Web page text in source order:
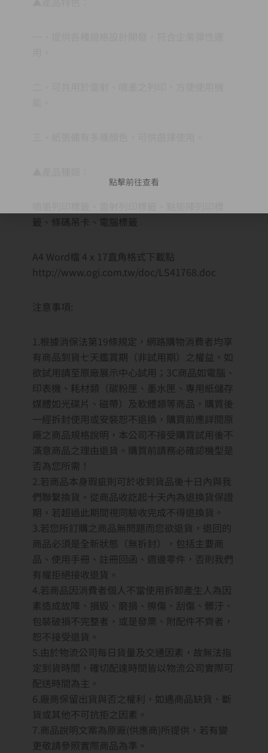
籤、條碼吊卡、電腦標籤
A4 Word檔 4 x 17直角格式下載點
http://www.ogi.com.tw/doc/LS41768.doc
注意事項:
1.根據消保法第19條規定，網路購物消費者均享
有商品到貨七天鑑賞期（非試用期）之權益。如
欲試用請至原廠展示中心試用；3C商品如電腦、
印表機、耗材類（碳粉匣、墨水匣、專用紙儲存
媒體如光碟片、磁帶）及軟體類等商品，購買後
一經拆封使用或安裝恕不退換，購買前應詳閱原
廠之商品規格說明，本公司不接受購買試用後不
滿意商品之理由退貨。購買前請務必確認機型是
否為您所需！
2.若商品本身瑕疵則可於收到貨品後十日內與我
們聯繫換貨。從商品收訖起十天內為退換貨保證
期，若超過此期間視同驗收完成不得退換貨。
3.若您所訂購之商品無問題而您欲退貨，退回的
商品必須是全新狀態（無拆封），包括主要商
品、使用手冊、註冊回函、週邊零件，否則我們
有權拒絕接收退貨。
4.若商品因消費者個人不當使用拆卸產生人為因
素造成故障、損毀、磨損、擦傷、刮傷、髒汙、
包裝破損不完整者，或是發票、附配件不齊者，
恕不接受退貨。
5.由於物流公司每日貨量及交通因素，故無法指
定到貨時間，確切配達時間皆以物流公司實際可
配送時間為主。
6.廠商保留出貨與否之權利，如遇商品缺貨、斷
貨或其他不可抗拒之因素。
7.商品說明文案為原廠(供應商)所提供，若有變
更敬請參照實際商品為準。
點擊前往查看